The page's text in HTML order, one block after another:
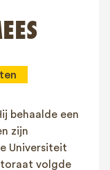
behaalde een
zijn
Universiteit
volgde